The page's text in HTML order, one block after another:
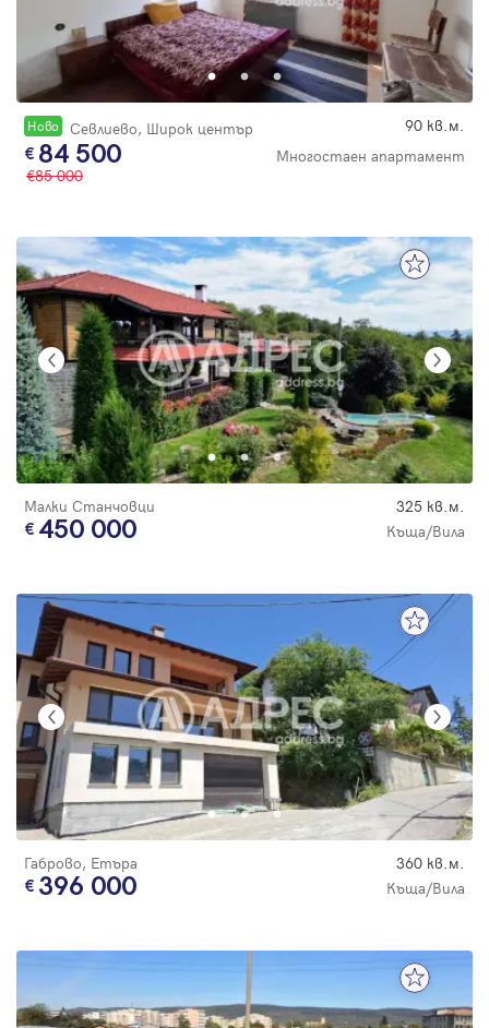
Новo Севлиево, Широк център 90 кв.м.
84 500
Многостаен апартамент
85 000
Малки Станчовци 325 кв.м.
450 000 Къща/Вила
Габрово, Етъра 360 кв.м.
396 000 Къща/Вила